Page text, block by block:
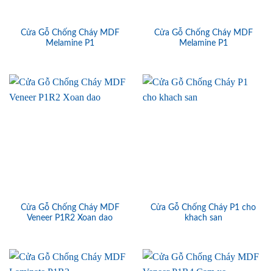
Cửa Gỗ Chống Cháy MDF
Melamine P1
Cửa Gỗ Chống Cháy MDF
Melamine P1
Cửa Gỗ Chống Cháy MDF
Veneer P1R2 Xoan dao
Cửa Gỗ Chống Cháy P1 cho
khach san